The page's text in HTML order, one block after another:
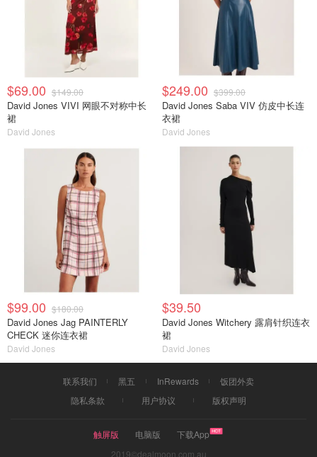
$69.00 $149.00
David Jones VIVI 网眼不对称中长
裙
David Jones
$249.00 $399.00
David Jones Saba VIV 仿皮中长连
衣裙
David Jones
$99.00 $180.00
David Jones Jag PAINTERLY
CHECK 迷你连衣裙
David Jones
$39.50
David Jones Witchery 露肩针织连衣
裙
David Jones
联系我们 黑五 InRewards
饭团外卖
隐私条款
用户协议 版权声明
触屏版 电脑版
下载App
2019©dealmoon.com.au